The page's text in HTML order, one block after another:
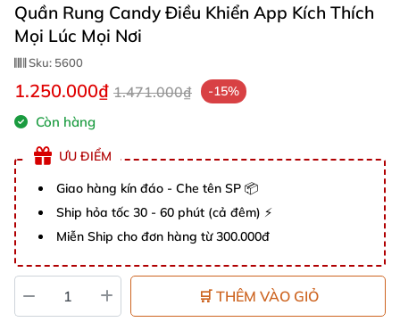
Quần Rung Candy Điều Khiển App Kích Thích
Mọi Lúc Mọi Nơi
Sku: 5600
1.250.000₫ 1.471.000₫ -15%
Còn hàng
ƯU ĐIỂM
Giao hàng kín đáo - Che tên SP 📦
Ship hỏa tốc 30 - 60 phút (cả đêm) ⚡
Miễn Ship cho đơn hàng từ 300.000đ
🛒 THÊM VÀO GIỎ